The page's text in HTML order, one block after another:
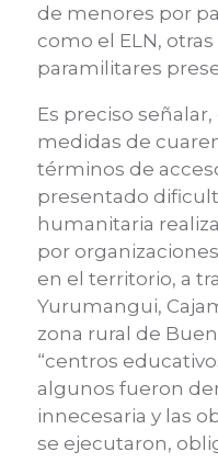
de menores por
como el ELN, otras
paramilitares
Es preciso
medidas de
términos de
presentado
humanitaria
por organizaciones
en el territorio, a
Yurumangui,
zona rural de
“centros
algunos fueron
innecesaria y las
se ejecutaron,